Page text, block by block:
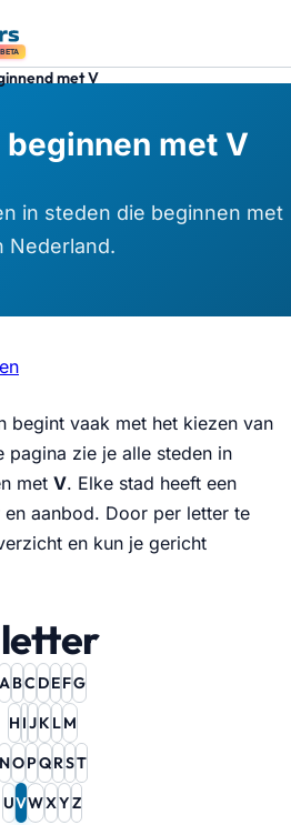
BETA
met V
met V
in steden die beginnen met
Nederland.
begint vaak met het kiezen van
pagina zie je alle steden in
met V. Elke stad heeft een
aanbod. Door per letter te
en kun je gericht
ABC DEFG
H IJK LM
NOPQRST
UVWXYZ